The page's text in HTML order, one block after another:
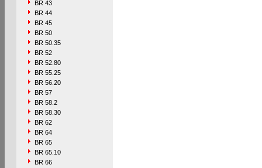
BR 43
BR 44
BR 45
BR 50
BR 50.35
BR 52
BR 52.80
BR 55.25
BR 56.20
BR 57
BR 58.2
BR 58.30
BR 62
BR 64
BR 65
BR 65.10
BR 66